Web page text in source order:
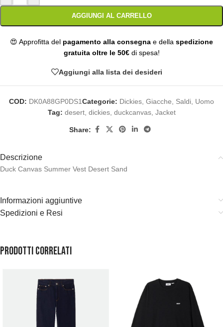
AGGIUNGI AL CARRELLO
😍 Approfitta del pagamento alla consegna e della spedizione
gratuita oltre le 50€di spesa!
Aggiungi alla lista dei desideri
COD: DK0A88GP0DS1Categorie: Dickies Giacche Saldi Uomo
Tag: desert, dickies, duckcanvas, Jacket
Share:
Descrizione
Duck Canvas Summer Vest Desert Sand
Informazioni aggiuntive
Spedizioni e Resi
Prodotti correlati